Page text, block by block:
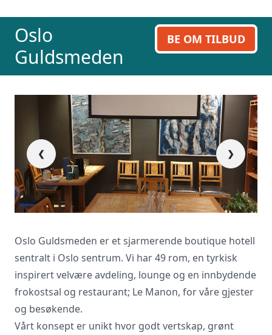
Oslo
Guldsmeden
BE OM TILBUD
❮ ❯
Oslo Guldsmeden er et sjarmerende boutique hotell
sentralt i Oslo sentrum. Vi har 49 rom, en tyrkisk
inspirert velvære avdeling, lounge og en innbydende
frokostsal og restaurant; Le Manon, for våre gjester
og besøkende.
Vårt konsept er unikt hvor godt vertskap, grønt
Vi innhenter uforpliktende tilbud, gir
råd og forhandler priser og
gjennomgår kontrakt og følger opp